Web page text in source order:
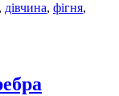
, дівчина, фігня,